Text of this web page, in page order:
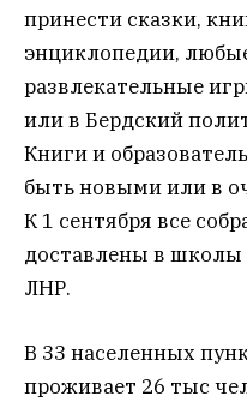
принести сказки,
энциклопедии,
развлекательные
или в Бердский
Книги и
быть новыми или в
К 1 сентября все
доставлены в школы
ЛНР.
В 33 населенных
проживает 26 тыс